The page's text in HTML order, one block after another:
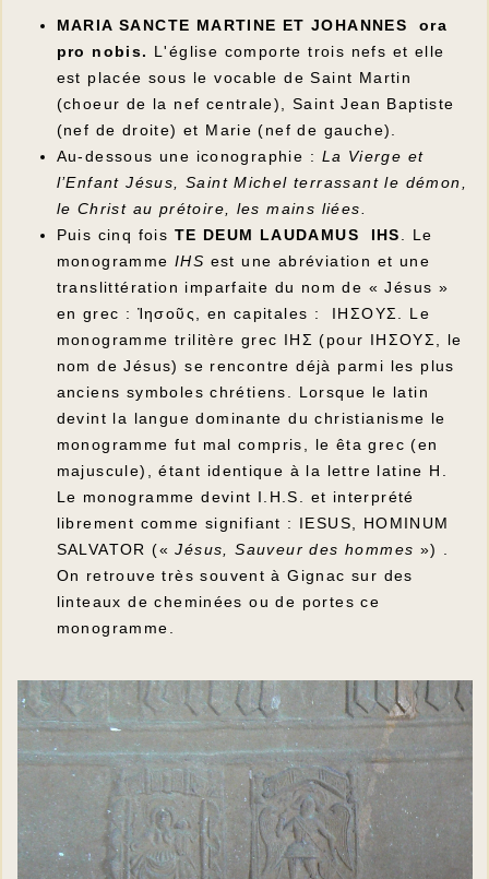
MARIA SANCTE MARTINE ET JOHANNES ora
pro nobis. L'église comporte trois nefs et elle
est placée sous le vocable de Saint Martin
(choeur de la nef centrale), Saint Jean Baptiste
(nef de droite) et Marie (nef de gauche).
Au-dessous une iconographie : La Vierge et
l’Enfant Jésus, Saint Michel terrassant le démon,
le Christ au prétoire, les mains liées.
Puis cinq fois TE DEUM LAUDAMUS IHS
. Le
monogramme IHS est une abréviation et une
translittération imparfaite du nom de « Jésus »
en grec : Ἰησοῦς, en capitales : IHΣOYΣ. Le
monogramme trilitère grec IHΣ (pour IHΣOYΣ, le
nom de Jésus) se rencontre déjà parmi les plus
anciens symboles chrétiens. Lorsque le latin
devint la langue dominante du christianisme le
monogramme fut mal compris, le êta grec (en
majuscule), étant identique à la lettre latine H.
Le monogramme devint I.H.S. et interprété
librement comme signifiant : IESUS, HOMINUM
SALVATOR («Jésus, Sauveur des hommes ») .
On retrouve très souvent à Gignac sur des
linteaux de cheminées ou de portes ce
monogramme.